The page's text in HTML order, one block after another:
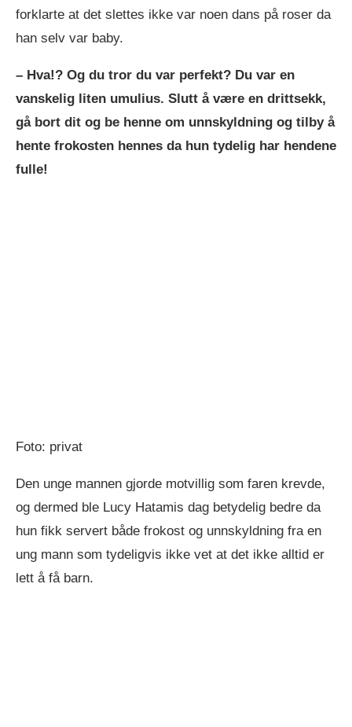
forklarte at det slettes ikke var noen dans på roser da
han selv var baby.
– Hva!? Og du tror du var perfekt? Du var en
vanskelig liten umulius. Slutt å være en drittsekk,
gå bort dit og be henne om unnskyldning og tilby å
hente frokosten hennes da hun tydelig har hendene
fulle!
Foto: privat
Den unge mannen gjorde motvillig som faren krevde,
og dermed ble Lucy Hatamis dag betydelig bedre da
hun fikk servert både frokost og unnskyldning fra en
ung mann som tydeligvis ikke vet at det ikke alltid er
lett å få barn.